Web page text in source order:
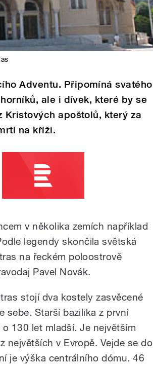
Adventu. Připomíná svatého
ale i dívek, které by se
apoštolů, který za
na kříži.
v několika zemích například
legendy skončila světská
na řeckém poloostrově
Pavel Novák.
stojí dva kostely zasvěcené
sebe. Starší bazilika z první
130 let mladší. Je největším
největších v Evropě. Vejde se do
je výška centrálního dómu. 46